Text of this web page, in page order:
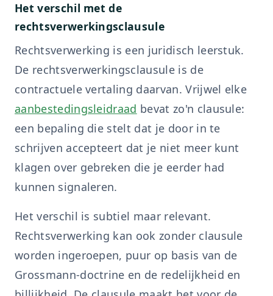
Het verschil met de
rechtsverwerkingsclausule
Rechtsverwerking is een juridisch leerstuk.
De rechtsverwerkingsclausule is de
contractuele vertaling daarvan. Vrijwel elke
aanbestedingsleidraad bevat zo'n clausule:
een bepaling die stelt dat je door in te
schrijven accepteert dat je niet meer kunt
klagen over gebreken die je eerder had
kunnen signaleren.
Het verschil is subtiel maar relevant.
Rechtsverwerking kan ook zonder clausule
worden ingeroepen, puur op basis van de
Grossmann-doctrine en de redelijkheid en